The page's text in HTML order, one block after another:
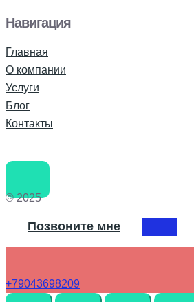
Навигация
Главная
О компании
Услуги
Блог
Контакты
© 2025
Позвоните мне
+79043698209